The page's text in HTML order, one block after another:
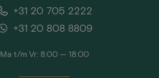
+31 20 705 2222
+31 20 808 8809
Ma t/m Vr: 8:00 — 18:00